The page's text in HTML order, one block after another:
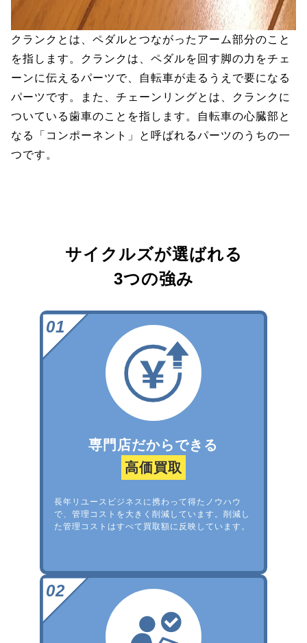
クランクとは、ペダルとつながったアーム部分のこと
を指します。クランクは、ペダルを回す脚の力をチェ
ーンに伝えるパーツで、自転車が走るうえで要になる
パーツです。また、チェーンリングとは、クランクに
ついている歯車のことを指します。自転車の心臓部と
なる「コンポーネント」と呼ばれるパーツのうちの一
つです。
サイクルズが選ばれる
3つの強み
専門店だからできる
高価買取
長年リユースビジネスに携わって得たノウハウ
で、管理コストを大きく削減しています。削減し
た管理コストはすべて買取額に反映しています。